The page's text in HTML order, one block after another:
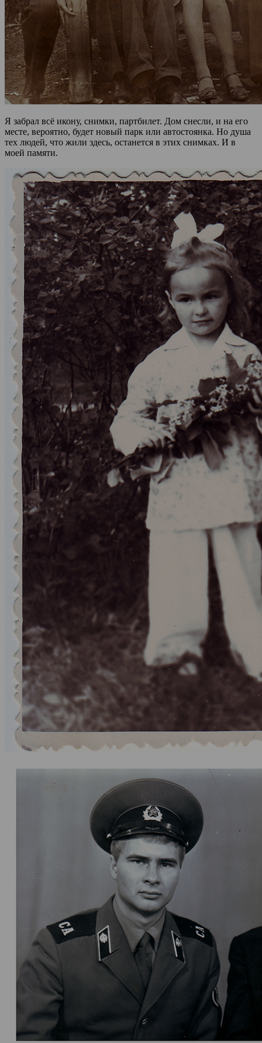
Я забрал всё икону, снимки, партбилет. Дом снесли, и на его
месте, вероятно, будет новый парк или автостоянка. Но душа
тех людей, что жили здесь, останется в этих снимках. И в
моей памяти.